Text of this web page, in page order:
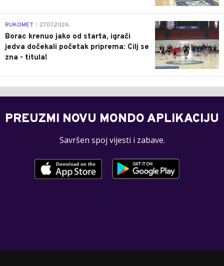
0
RUKOMET 27.07.2026.
Borac krenuo jako od starta, igrači
jedva dočekali početak priprema: Cilj se
zna - titula!
PREUZMI NOVU MONDO APLIKACIJU
Savršen spoj vijesti i zabave.